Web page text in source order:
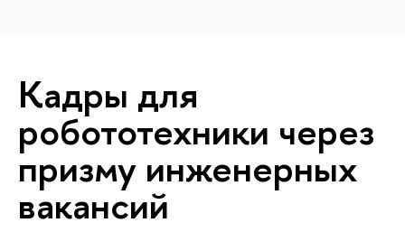
Кадры для
робототехники через
призму инженерных
вакансий